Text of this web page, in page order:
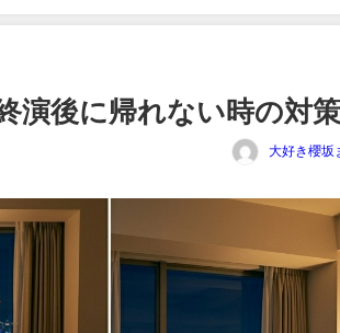
演後に帰れない時の対
大好き櫻坂